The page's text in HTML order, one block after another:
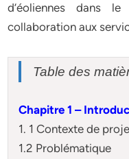
d’éoliennes dans
collaboration aux
Table des
Chapitre 1 –
1. 1 Contexte de
1.2 Problématique